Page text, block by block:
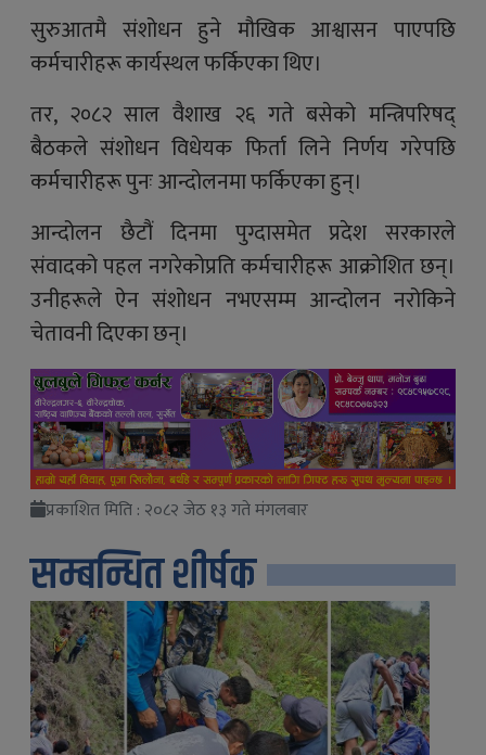
सुरुआतमै संशोधन हुने मौखिक आश्वासन पाएपछि
कर्मचारीहरू कार्यस्थल फर्किएका थिए।
तर, २०८२ साल वैशाख २६ गते बसेको मन्त्रिपरिषद्
बैठकले संशोधन विधेयक फिर्ता लिने निर्णय गरेपछि
कर्मचारीहरू पुनः आन्दोलनमा फर्किएका हुन्।
आन्दोलन छैटौं दिनमा पुग्दासमेत प्रदेश सरकारले
संवादको पहल नगरेकोप्रति कर्मचारीहरू आक्रोशित छन्।
उनीहरूले ऐन संशोधन नभएसम्म आन्दोलन नरोकिने
चेतावनी दिएका छन्।
प्रकाशित मिति : २०८२ जेठ १३ गते मंगलबार
सम्बन्धित शीर्षक